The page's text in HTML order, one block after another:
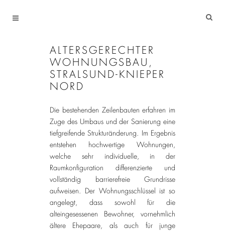
ALTERSGERECHTER
WOHNUNGSBAU,
STRALSUND-KNIEPER
NORD
Die bestehenden Zeilenbauten erfahren im
Zuge des Umbaus und der Sanierung eine
tiefgreifende Strukturänderung. Im Ergebnis
entstehen hochwertige Wohnungen,
welche sehr individuelle, in der
Raumkonfiguration differenzierte und
vollständig barrierefreie Grundrisse
aufweisen. Der Wohnungsschlüssel ist so
angelegt, dass sowohl für die
alteingesessenen Bewohner, vornehmlich
ältere Ehepaare, als auch für junge